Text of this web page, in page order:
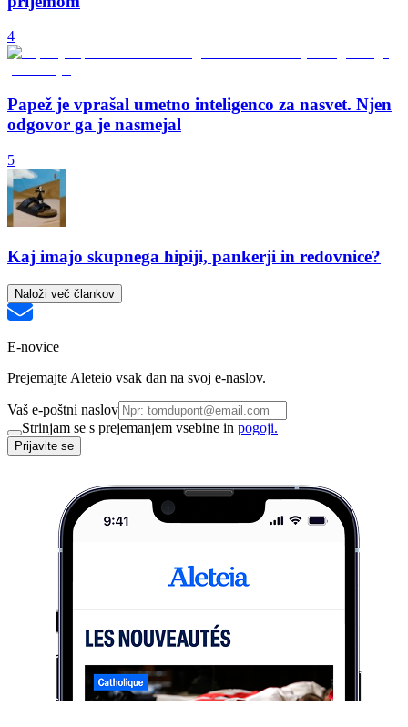
4
Papež je vprašal umetno inteligenco za nasvet. Njen
odgovor ga je nasmejal
5
Kaj imajo skupnega hipiji, pankerji in redovnice?
Naloži več člankov
E-novice
Prejemajte Aleteio vsak dan na svoj e-naslov.
Vaš e-poštni naslov
Strinjam se s prejemanjem vsebine in pogoji.
Prijavite se